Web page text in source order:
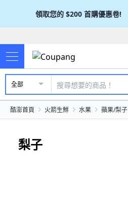
領取您的 $200 首購優惠卷!
全部
酷澎首頁 火箭生鮮 水果 蘋果/梨子
梨子